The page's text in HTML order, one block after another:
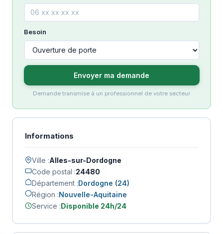
Besoin
Envoyer ma demande
Demande transmise à un professionnel de votre secteur
Informations
Ville :Alles-sur-Dordogne
Code postal :24480
Département :Dordogne (24)
Région :Nouvelle-Aquitaine
Service :Disponible 24h/24